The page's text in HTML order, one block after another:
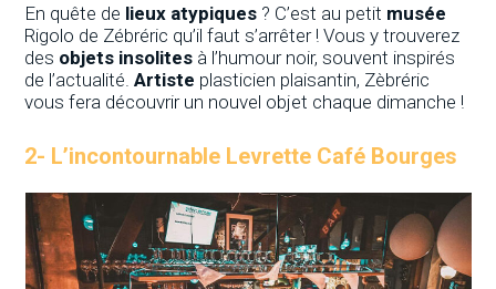
En quête de lieux atypiques ? C’est au petit musée
Rigolo de Zébréric qu’il faut s’arrêter ! Vous y trouverez
des objets insolites à l’humour noir, souvent inspirés
de l’actualité.Artiste plasticien plaisantin, Zèbréric
vous fera découvrir un nouvel objet chaque dimanche !
2- L’incontournable Levrette Café Bourges